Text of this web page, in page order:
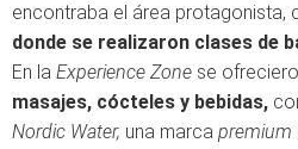
encontraba el área protagonista,
donde se realizaron clases de
En la Experience Zone se
masajes, cócteles y bebidas,
Nordic Water, una marca premium